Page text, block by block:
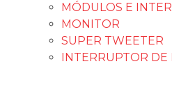
MÓDULOS E
MONITOR
SUPER TWEETER
INTERRUPTOR DE